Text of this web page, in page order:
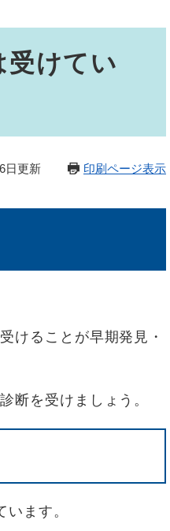
受けてい
日更新 印刷ページ表示
けることが早期発見・
断を受けましょう。
ます。